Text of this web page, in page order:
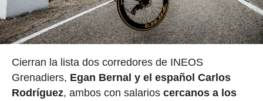
Cierran la lista dos corredores de INEOS
Grenadiers, Egan Bernal y el español Carlos
Rodríguez, ambos con salarios cercanos a los